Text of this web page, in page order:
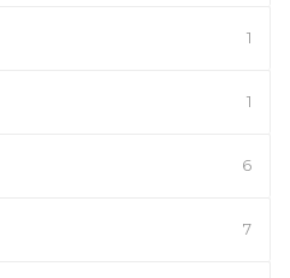
1
1
6
7